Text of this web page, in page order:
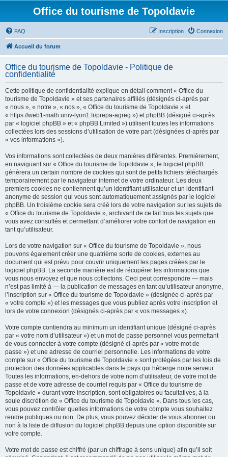
Office du tourisme de Topoldavie
FAQ Connexion
Inscription
Accueil du forum
Office du tourisme de Topoldavie - Politique de
confidentialité
Cette politique de confidentialité explique en détail comment « Office du
tourisme de Topoldavie » et ses partenaires affiliés (désignés ci-après par
« nous », « notre », « nos », « Office du tourisme de Topoldavie » et
« https://web1-math.univ-lyon1.fr/prepa-agreg ») et phpBB (désigné ci-après
par « logiciel phpBB » et « phpBB Limited ») utilisent toutes les informations
collectées lors des sessions d’utilisation de votre part (désignées ci-après par
« vos informations »).
Vos informations sont collectées de deux manières différentes. Premièrement,
en naviguant sur « Office du tourisme de Topoldavie », le logiciel phpBB
génèrera un certain nombre de cookies qui sont de petits fichiers téléchargés
temporairement par le navigateur internet de votre ordinateur. Les deux
premiers cookies ne contiennent qu’un identifiant utilisateur et un identifiant
anonyme de session qui vous sont automatiquement assignés par le logiciel
phpBB. Un troisième cookie sera créé lors de votre navigation sur les sujets de
« Office du tourisme de Topoldavie », archivant de ce fait tous les sujets que
vous avez consultés et permettant d’améliorer votre confort de navigation en
tant qu’utilisateur.
Lors de votre navigation sur « Office du tourisme de Topoldavie », nous
pouvons également créer une quatrième sorte de cookies, externes au
document qui est prévu pour couvrir uniquement les pages créées par le
logiciel phpBB. La seconde manière est de récupérer les informations que
vous nous envoyez et que nous collectons. Ceci peut correspondre — mais
n’est pas limité à — la publication de messages en tant qu’utilisateur anonyme,
l’inscription sur « Office du tourisme de Topoldavie » (désignée ci-après par
« votre compte ») et les messages que vous publiez après votre inscription et
lors de votre connexion (désignés ci-après par « vos messages »).
Votre compte contiendra au minimum un identifiant unique (désigné ci-après
par « votre nom d’utilisateur ») et un mot de passe personnel vous permettant
de vous connecter à votre compte (désigné ci-après par « votre mot de
passe ») et une adresse de courriel personnelle. Les informations de votre
compte sur « Office du tourisme de Topoldavie » sont protégées par les lois de
protection des données applicables dans le pays qui héberge notre serveur.
Toutes les informations, en-dehors de votre nom d’utilisateur, de votre mot de
passe et de votre adresse de courriel requis par « Office du tourisme de
Topoldavie » durant votre inscription, sont obligatoires ou facultatives, à la
seule discrétion de « Office du tourisme de Topoldavie ». Dans tous les cas,
vous pouvez contrôler quelles informations de votre compte vous souhaitez
rendre publiques ou non. De plus, vous pouvez décider de vous abonner ou
non à la liste de diffusion du logiciel phpBB depuis une option disponible sur
votre compte.
Votre mot de passe est chiffré (par un chiffrage à sens unique) afin qu’il soit